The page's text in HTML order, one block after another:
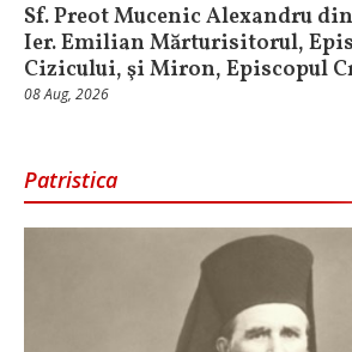
Sf. Preot Mucenic Alexandru
Ier. Emilian Mărturisitorul,
Cizicului, şi Miron, Episcopul
08 Aug, 2026
Patristica